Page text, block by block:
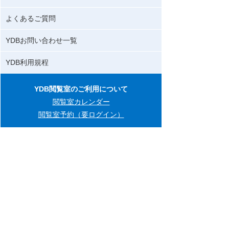
よくあるご質問
YDBお問い合わせ一覧
YDB利用規程
YDB閲覧室のご利用について
閲覧室カレンダー
閲覧室予約（要ログイン）